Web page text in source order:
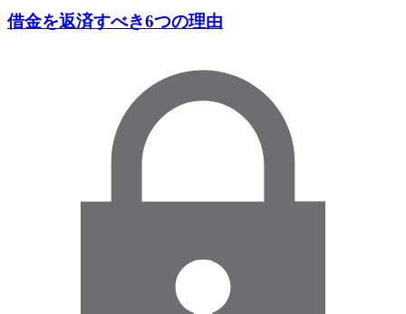
借金を返済すべき6つの理由